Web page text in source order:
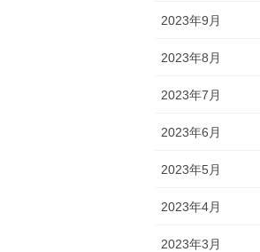
2023年9月
2023年8月
2023年7月
2023年6月
2023年5月
2023年4月
2023年3月